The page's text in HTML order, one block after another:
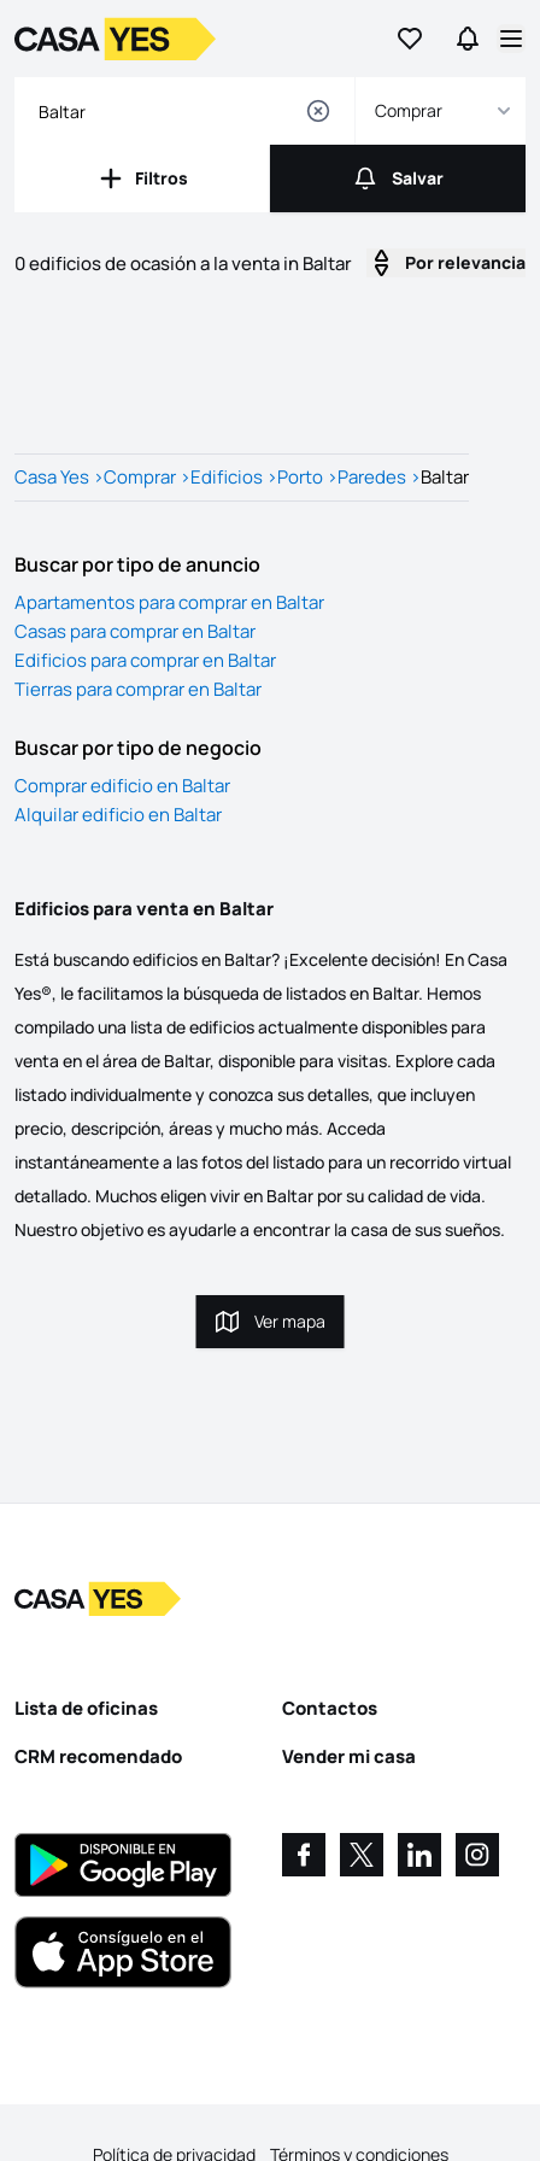
Ir a favoritos
Ir a
LogotipoIr a la página de inicio
Comprar
Filtros
Filtros Salvar
Salvar
0 edificios de ocasión a la venta in Baltar Por relevancia
Casa Yes >Comprar >Edificios >Porto >Paredes >Baltar
Buscar por tipo de anuncio
Apartamentos para comprar en Baltar
Casas para comprar en Baltar
Edificios para comprar en Baltar
Tierras para comprar en Baltar
Buscar por tipo de negocio
Comprar edificio en Baltar
Alquilar edificio en Baltar
Edificios para venta en Baltar
Está buscando edificios en Baltar? ¡Excelente decisión! En Casa
Yes®, le facilitamos la búsqueda de listados en Baltar. Hemos
compilado una lista de edificios actualmente disponibles para
venta en el área de Baltar, disponible para visitas. Explore cada
listado individualmente y conozca sus detalles, que incluyen
precio, descripción, áreas y mucho más. Acceda
instantáneamente a las fotos del listado para un recorrido virtual
detallado. Muchos eligen vivir en Baltar por su calidad de vida.
Nuestro objetivo es ayudarle a encontrar la casa de sus sueños.
Ver mapa
Ver mapa
Logotipo Ir a la página de inicio
Lista de oficinas
CRM recomendado
Contactos
Vender mi casa
Política de privacidad Términos y condiciones